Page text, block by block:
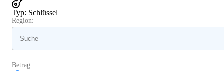
Typ: Schlüssel
Region:
Betrag: